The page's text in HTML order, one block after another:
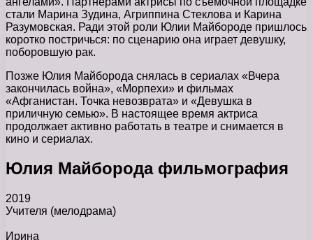
стали Марина Зудина, Агриппина Стеклова и Карина
Разумовская. Ради этой роли Юлии Майбороде пришлось
коротко постричься: по сценарию она играет девушку,
поборовшую рак.
Позже Юлия Майборода снялась в сериалах «Вчера
закончилась война», «Морпехи» и фильмах
«Афганистан. Точка невозврата» и «Девушка в
приличную семью». В настоящее время актриса
продолжает активно работать в театре и снимается в
кино и сериалах.
Юлия Майборода фильмография
2019
Учителя (мелодрама)
Ирина